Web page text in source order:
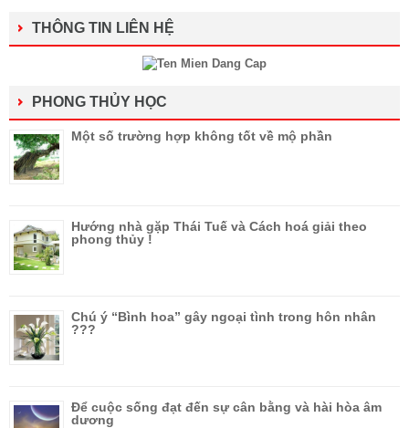
THÔNG TIN LIÊN HỆ
PHONG THỦY HỌC
Một số trường hợp không tốt về mộ phần
Hướng nhà gặp Thái Tuế và Cách hoá giải theo
phong thủy !
Chú ý “Bình hoa” gây ngoại tình trong hôn nhân
???
Để cuộc sống đạt đến sự cân bằng và hài hòa âm
dương